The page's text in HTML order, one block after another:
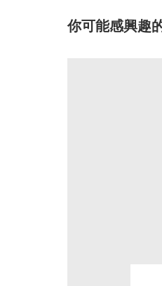
你可能感興趣